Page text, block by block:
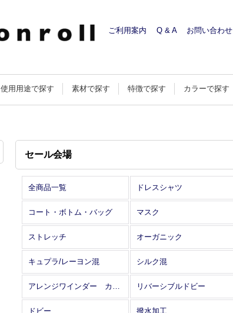
ご利用案内 Q & A お問い合わせ
使用用途で探す 素材で探す 特徴で探す カラーで探す
セール会場
全商品一覧 ドレスシャツ
コート・ボトム・バッグ マスク
ストレッチ オーガニック
キュプラ/レーヨン混 シルク混
アレンジワインダー カットジャカード リバーシブルドビー
ドビー 撥水加工